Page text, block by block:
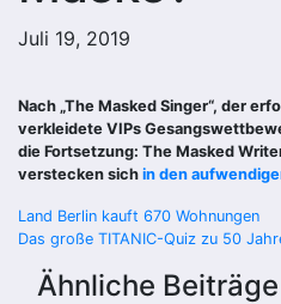
Juli 19, 2019
Nach „The Masked Singer“, der
verkleidete VIPs
die Fortsetzung: The Masked
verstecken sich in den
Land Berlin kauft 670 Wohnungen
Das große TITANIC-Quiz zu 50
Ähnliche Beiträge